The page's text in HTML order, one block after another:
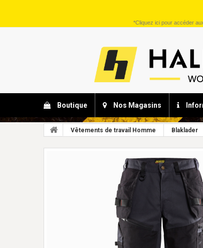
*Cliquez icipour accéder
Boutique Nos Magasins
Vêtements de travail Homme Blaklader